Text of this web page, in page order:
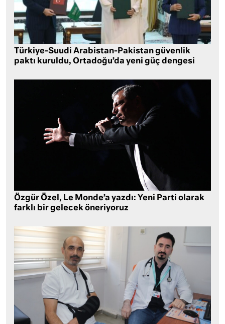
Türkiye-Suudi Arabistan-Pakistan güvenlik
paktı kuruldu, Ortadoğu’da yeni güç dengesi
Özgür Özel, Le Monde’a yazdı: Yeni Parti olarak
farklı bir gelecek öneriyoruz